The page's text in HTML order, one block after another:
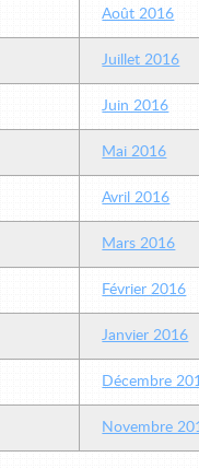
Août 2016
Juillet 2016
Juin 2016
Mai 2016
Avril 2016
Mars 2016
Février 2016
Janvier 2016
Décembre
Novembre